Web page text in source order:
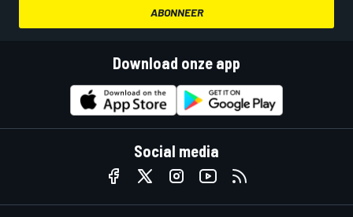
ABONNEER
Download onze app
Social media